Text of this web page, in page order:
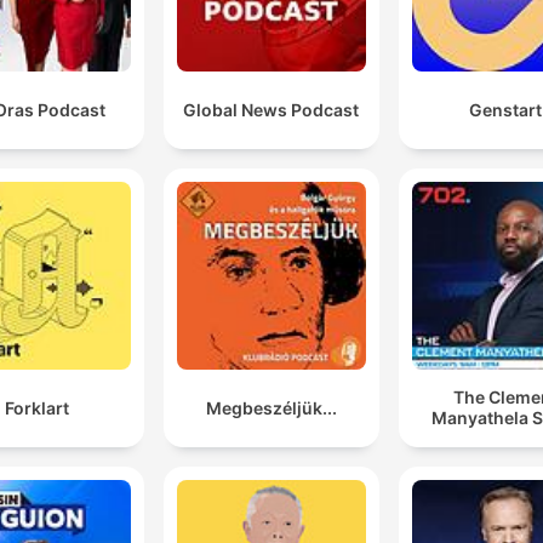
Podcast Global News Podcast Genstart
Forklart Megbeszéljük...
The
Manyathela